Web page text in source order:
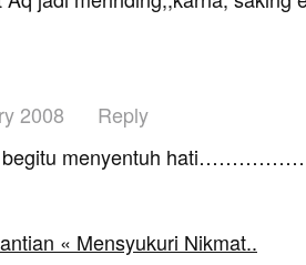
2008
Reply
begitu menyentuh
« Mensyukuri Nikmat..